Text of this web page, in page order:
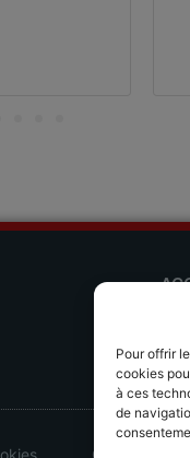
Pour offrir
cookies
à ces
de